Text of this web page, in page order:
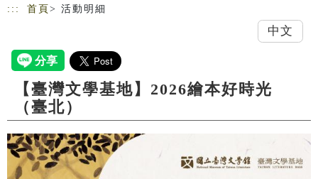
::: 首頁 > 活動明細
中文
【臺灣文學基地】2026繪本好時光
（臺北）